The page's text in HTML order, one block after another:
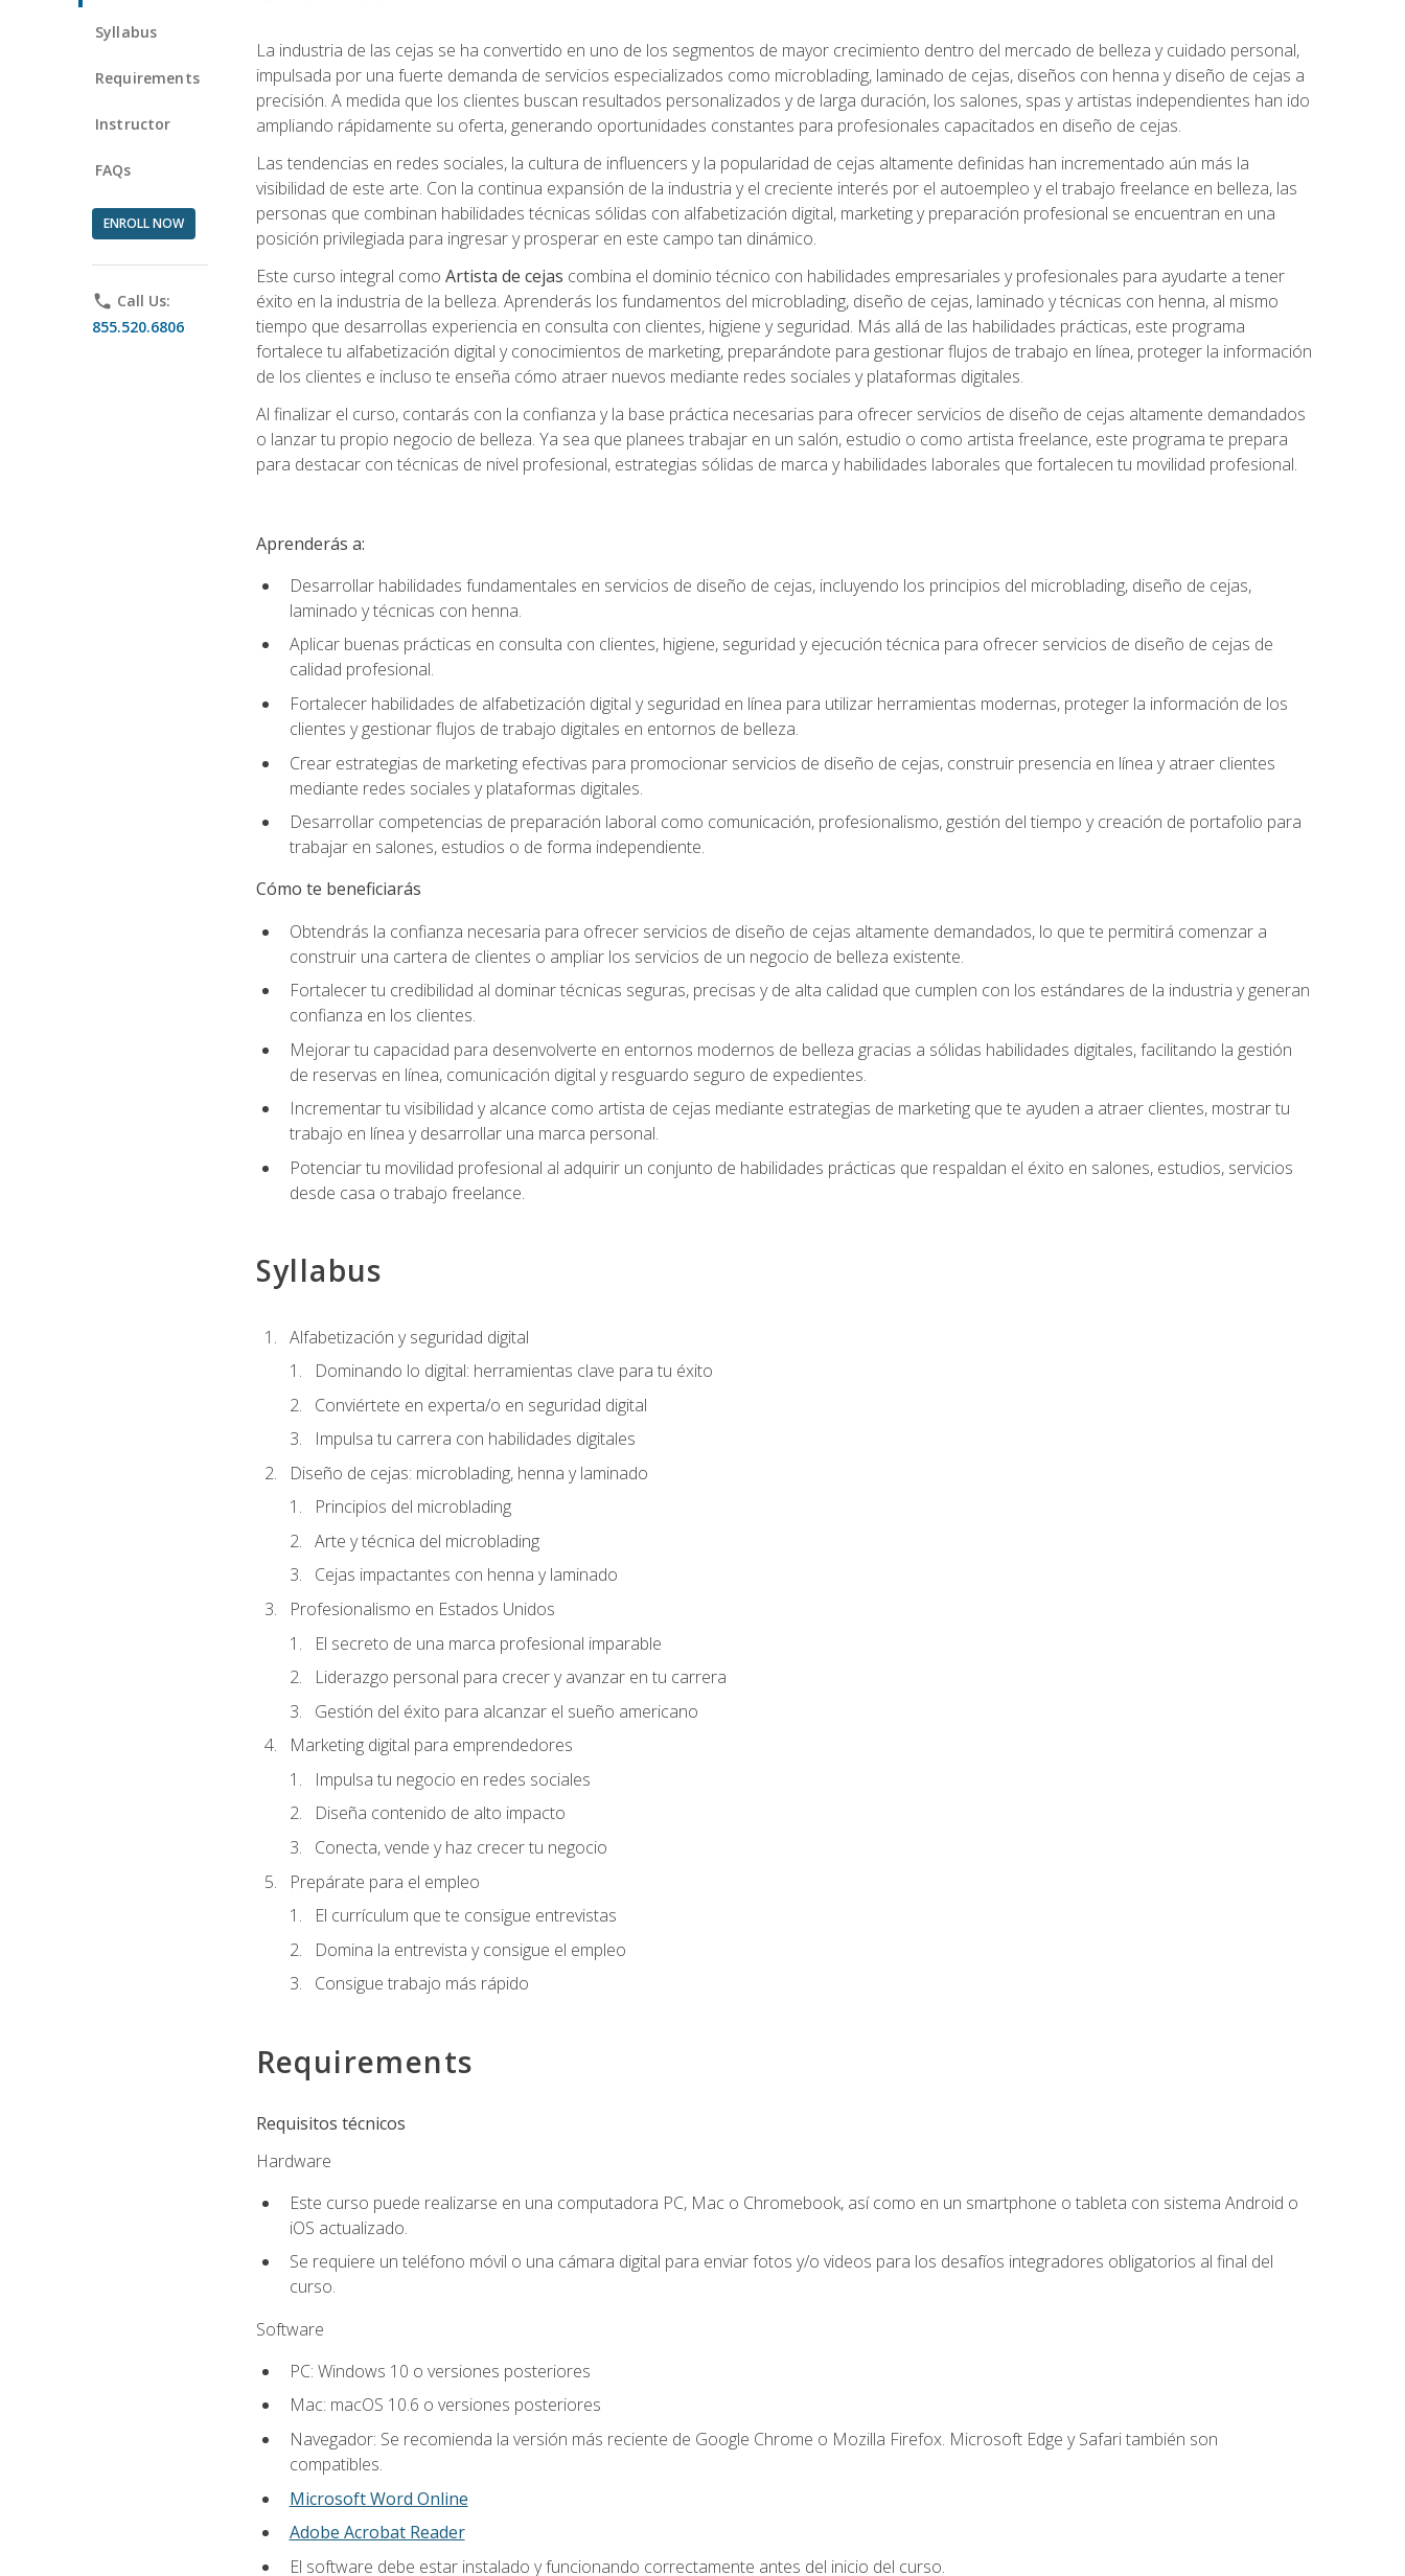
Syllabus
Requirements
Instructor
FAQs
ENROLL NOW
phone Call Us:
855.520.6806
La industria de las cejas se ha convertido en uno de los segmentos de mayor crecimiento dentro del mercado de belleza y cuidado personal,
impulsada por una fuerte demanda de servicios especializados como microblading, laminado de cejas, diseños con henna y diseño de cejas a
precisión. A medida que los clientes buscan resultados personalizados y de larga duración, los salones, spas y artistas independientes han ido
ampliando rápidamente su oferta, generando oportunidades constantes para profesionales capacitados en diseño de cejas.
Las tendencias en redes sociales, la cultura de influencers y la popularidad de cejas altamente definidas han incrementado aún más la
visibilidad de este arte. Con la continua expansión de la industria y el creciente interés por el autoempleo y el trabajo freelance en belleza, las
personas que combinan habilidades técnicas sólidas con alfabetización digital, marketing y preparación profesional se encuentran en una
posición privilegiada para ingresar y prosperar en este campo tan dinámico.
Este curso integral como Artista de cejas combina el dominio técnico con habilidades empresariales y profesionales para ayudarte a tener
éxito en la industria de la belleza. Aprenderás los fundamentos del microblading, diseño de cejas, laminado y técnicas con henna, al mismo
tiempo que desarrollas experiencia en consulta con clientes, higiene y seguridad. Más allá de las habilidades prácticas, este programa
fortalece tu alfabetización digital y conocimientos de marketing, preparándote para gestionar flujos de trabajo en línea, proteger la información
de los clientes e incluso te enseña cómo atraer nuevos mediante redes sociales y plataformas digitales.
Al finalizar el curso, contarás con la confianza y la base práctica necesarias para ofrecer servicios de diseño de cejas altamente demandados
o lanzar tu propio negocio de belleza. Ya sea que planees trabajar en un salón, estudio o como artista freelance, este programa te prepara
para destacar con técnicas de nivel profesional, estrategias sólidas de marca y habilidades laborales que fortalecen tu movilidad profesional.
Aprenderás a:
Desarrollar habilidades fundamentales en servicios de diseño de cejas, incluyendo los principios del microblading, diseño de cejas,
laminado y técnicas con henna.
Aplicar buenas prácticas en consulta con clientes, higiene, seguridad y ejecución técnica para ofrecer servicios de diseño de cejas de
calidad profesional.
Fortalecer habilidades de alfabetización digital y seguridad en línea para utilizar herramientas modernas, proteger la información de los
clientes y gestionar flujos de trabajo digitales en entornos de belleza.
Crear estrategias de marketing efectivas para promocionar servicios de diseño de cejas, construir presencia en línea y atraer clientes
mediante redes sociales y plataformas digitales.
Desarrollar competencias de preparación laboral como comunicación, profesionalismo, gestión del tiempo y creación de portafolio para
trabajar en salones, estudios o de forma independiente.
Cómo te beneficiarás
Obtendrás la confianza necesaria para ofrecer servicios de diseño de cejas altamente demandados, lo que te permitirá comenzar a
construir una cartera de clientes o ampliar los servicios de un negocio de belleza existente.
Fortalecer tu credibilidad al dominar técnicas seguras, precisas y de alta calidad que cumplen con los estándares de la industria y generan
confianza en los clientes.
Mejorar tu capacidad para desenvolverte en entornos modernos de belleza gracias a sólidas habilidades digitales, facilitando la gestión
de reservas en línea, comunicación digital y resguardo seguro de expedientes.
Incrementar tu visibilidad y alcance como artista de cejas mediante estrategias de marketing que te ayuden a atraer clientes, mostrar tu
trabajo en línea y desarrollar una marca personal.
Potenciar tu movilidad profesional al adquirir un conjunto de habilidades prácticas que respaldan el éxito en salones, estudios, servicios
desde casa o trabajo freelance.
Syllabus
Alfabetización y seguridad digital
Dominando lo digital: herramientas clave para tu éxito
Conviértete en experta/o en seguridad digital
Impulsa tu carrera con habilidades digitales
Diseño de cejas: microblading, henna y laminado
Principios del microblading
Arte y técnica del microblading
Cejas impactantes con henna y laminado
Profesionalismo en Estados Unidos
El secreto de una marca profesional imparable
Liderazgo personal para crecer y avanzar en tu carrera
Gestión del éxito para alcanzar el sueño americano
Marketing digital para emprendedores
Impulsa tu negocio en redes sociales
Diseña contenido de alto impacto
Conecta, vende y haz crecer tu negocio
Prepárate para el empleo
El currículum que te consigue entrevistas
Domina la entrevista y consigue el empleo
Consigue trabajo más rápido
Requirements
Requisitos técnicos
Hardware
Este curso puede realizarse en una computadora PC, Mac o Chromebook, así como en un smartphone o tableta con sistema Android o
iOS actualizado.
Se requiere un teléfono móvil o una cámara digital para enviar fotos y/o videos para los desafíos integradores obligatorios al final del
curso.
Software
PC: Windows 10 o versiones posteriores
Mac: macOS 10.6 o versiones posteriores
Navegador: Se recomienda la versión más reciente de Google Chrome o Mozilla Firefox. Microsoft Edge y Safari también son
compatibles.
Microsoft Word Online
Adobe Acrobat Reader
El software debe estar instalado y funcionando correctamente antes del inicio del curso.